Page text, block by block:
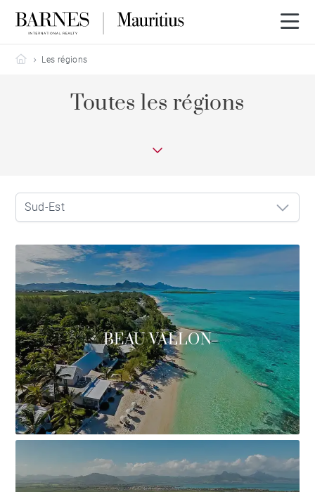
Barnes Mauritius
Les régions
Toutes les régions
Sud-Est
BEAU VALLON